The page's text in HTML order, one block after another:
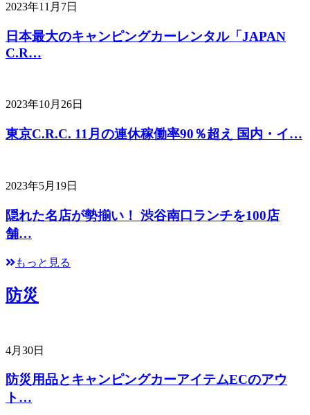
2023年11月7日
日本最大のキャンピングカーレンタル「JAPAN
C.R…
2023年10月26日
東京C.R.C. 11月の連休稼働率90％超え 国内・イ…
2023年5月19日
隠れた名店が勢揃い！ 渋谷南口ランチを100店
舗…
もっと見る
防災
4月30日
防災用品とキャンピングカーアイテムECのアウ
ト…